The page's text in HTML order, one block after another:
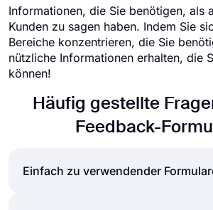
Informationen, die Sie benötigen, als
Kunden zu sagen haben. Indem Sie
Bereiche konzentrieren, die Sie
nützliche Informationen erhalten, die
können!
Häufig gestellte
Feedback-
Einfach zu verwendender